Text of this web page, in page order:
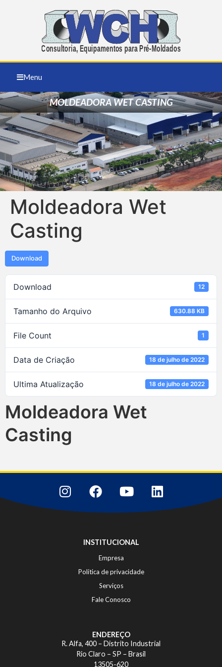
Menu
MOLDEADORA WET CASTING
Moldeadora Wet
Casting
Download
Download 12
Tamanho do Arquivo 630.88 KB
File Count 1
Data de Criação 18 de julho de 2022
Ultima Atualização 18 de julho de 2022
Moldeadora Wet
Casting
INSTITUCIONAL
Empresa
Política de privacidade
Serviços
Fale Conosco
ENDEREÇO
R. Alfa, 400 – Distrito Industrial
Rio Claro – SP – Brasil
13505-620